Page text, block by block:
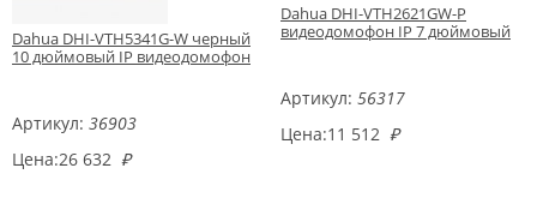
Dahua DHI-VTH5341G-W черный
10 дюймовый IP видеодомофон
Артикул: 36903
Цена:26 632 ₽
Dahua DHI-VTH2621GW-P
видеодомофон IP 7 дюймовый
Артикул: 56317
Цена:11 512 ₽